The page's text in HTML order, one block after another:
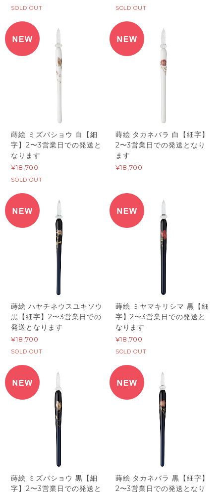
SOLD OUT SOLD OUT
蒔絵 ミズバショウ 白【細
字】2〜3営業日での発送と
なります
¥18,700
SOLD OUT
蒔絵 タカネバラ 白【細字】
2〜3営業日での発送となり
ます
¥18,700
蒔絵 ハヤチネウスユキソウ
黒【細字】2〜3営業日での
発送となります
¥18,700
SOLD OUT
蒔絵 ミヤマキリシマ 黒【細
字】2〜3営業日での発送と
なります
¥18,700
SOLD OUT
蒔絵 ミズバショウ 黒【細
字】2〜3営業日での発送と
蒔絵 タカネバラ 黒【細字】
2〜3営業日での発送となり